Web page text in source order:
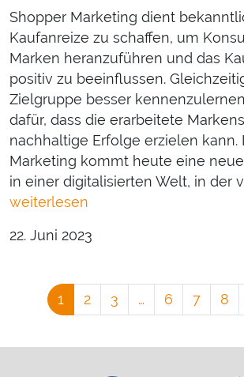
Shopper Marketing dient
Kaufanreize zu schaffen, um
Marken heranzuführen und das
positiv zu beeinflussen.
Zielgruppe besser
dafür, dass die erarbeitete
nachhaltige Erfolge erzielen kann.
Marketing kommt heute eine
in einer digitalisierten Welt, in der
weiterlesen
22. Juni 2023
1 2 3 … 6 7 8